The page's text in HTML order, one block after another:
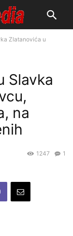
Zlatanovića u
Slavka
na
1
1247